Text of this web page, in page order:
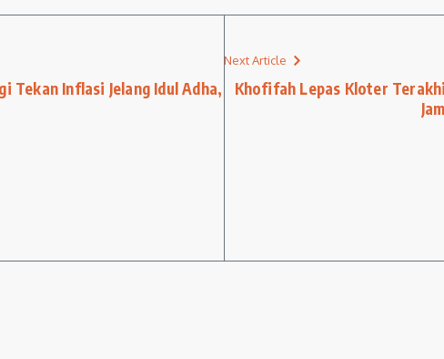
Tekan Inflasi Jelang Idul Adha,
Next Article
Khofifah Lepas Kloter